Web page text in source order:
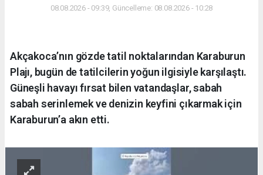
08.08.2026 - 09:39, Güncelleme: 08.08.2026 - 10:28
Akçakoca’nın gözde tatil noktalarından Karaburun
Plajı, bugün de tatilcilerin yoğun ilgisiyle karşılaştı.
Güneşli havayı fırsat bilen vatandaşlar, sabah
sabah serinlemek ve denizin keyfini çıkarmak için
Karaburun’a akın etti.